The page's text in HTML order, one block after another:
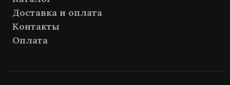
Доставка и оплата
Контакты
Оплата